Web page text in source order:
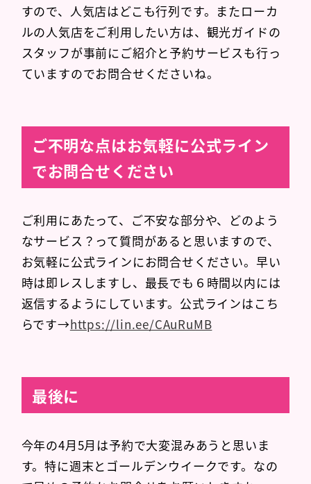
すので、人気店はどこも行列です。またローカ
ルの人気店をご利用したい方は、観光ガイドの
スタッフが事前にご紹介と予約サービスも行っ
ていますのでお問合せくださいね。
ご不明な点はお気軽に公式ライン
でお問合せください
ご利用にあたって、ご不安な部分や、どのよう
なサービス？って質問があると思いますので、
お気軽に公式ラインにお問合せください。早い
時は即レスしますし、最長でも６時間以内には
返信するようにしています。公式ラインはこち
らです→https://lin.ee/CAuRuMB
最後に
今年の4月5月は予約で大変混みあうと思いま
す。特に週末とゴールデンウイークです。なの